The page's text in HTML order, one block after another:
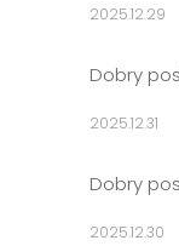
2025.12.29
Dobry
2025.12.31
Dobry
2025.12.30